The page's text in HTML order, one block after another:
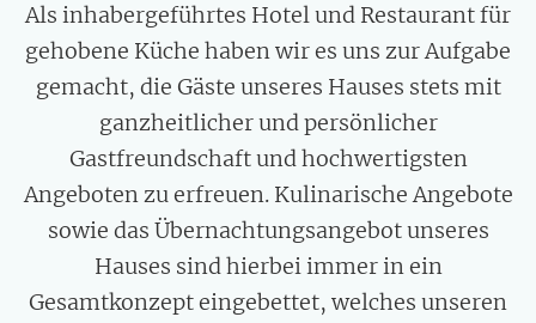
Als inhabergeführtes Hotel und Restaurant für
gehobene Küche haben wir es uns zur Aufgabe
gemacht, die Gäste unseres Hauses stets mit
ganzheitlicher und persönlicher
Gastfreundschaft und hochwertigsten
Angeboten zu erfreuen. Kulinarische Angebote
sowie das Übernachtungsangebot unseres
Hauses sind hierbei immer in ein
Gesamtkonzept eingebettet, welches unseren